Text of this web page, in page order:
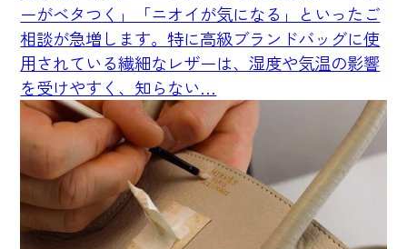
ーがベタつく」「ニオイが気になる」といったご
相談が急増します。特に高級ブランドバッグに使
用されている繊細なレザーは、湿度や気温の影響
を受けやすく、知らない…